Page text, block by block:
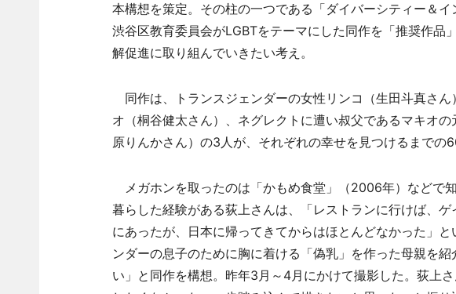
本構想を策定。その柱の一つである「ダイバーシティー＆
渋谷区教育委員会がLGBTをテーマにした同作を「推奨作品
解促進に取り組んでいきたい考え。
同作は、トランスジェンダーの女性リンコ（生田斗真さ
オ（桐谷健太さん）、ネグレクトに遭い叔父であるマキオ
原りんかさん）の3人が、それぞれの幸せを見つけるまでの
メガホンを取ったのは「かもめ食堂」（2006年）などで
暮らした経験がある荻上さんは、「レストランに行けば、
にあったが、日本に帰ってきてからはほとんどなかった」
ンダーの息子のために胸に着ける「偽乳」を作った母親を
い」と同作を構想。昨年3月～4月にかけて撮影した。荻上